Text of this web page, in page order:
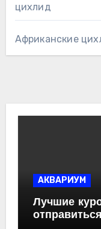
цихлид
Африканские
АКВАРИУМ
Лучшие